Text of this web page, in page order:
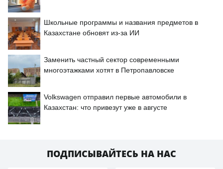
Школьные программы и названия предметов в
Казахстане обновят из-за ИИ
Заменить частный сектор современными
многоэтажками хотят в Петропавловске
Volkswagen отправил первые автомобили в
Казахстан: что привезут уже в августе
ПОДПИСЫВАЙТЕСЬ НА НАС